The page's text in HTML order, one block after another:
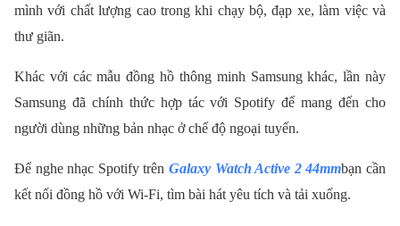
mình với chất lượng cao trong khi chạy bộ, đạp xe, làm việc và
thư giãn.
Khác với các mẫu đồng hồ thông minh Samsung khác, lần này
Samsung đã chính thức hợp tác với Spotify để mang đến cho
người dùng những bản nhạc ở chế độ ngoại tuyến.
Để nghe nhạc Spotify trên Galaxy Watch Active 2 44mmbạn cần
kết nối đồng hồ với Wi-Fi, tìm bài hát yêu tích và tải xuống.